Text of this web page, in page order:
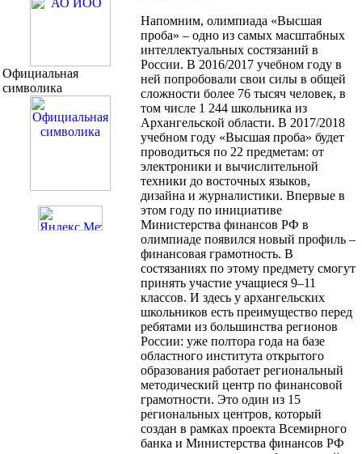
Официальная
символика
Напомним, олимпиада «Высшая
проба» – одно из самых масштабных
интеллектуальных состязаний в
России. В 2016/2017 учебном году в
ней попробовали свои силы в общей
сложности более 76 тысяч человек, в
том числе 1 244 школьника из
Архангельской области. В 2017/2018
учебном году «Высшая проба» будет
проводиться по 22 предметам: от
электроники и вычислительной
техники до восточных языков,
дизайна и журналистики. Впервые в
этом году по инициативе
Министерства финансов РФ в
олимпиаде появился новый профиль –
финансовая грамотность. В
состязаниях по этому предмету смогут
принять участие учащиеся 9–11
классов. И здесь у архангельских
школьников есть преимущество перед
ребятами из большинства регионов
России: уже полтора года на базе
областного института открытого
образования работает региональный
методический центр по финансовой
грамотности. Это один из 15
региональных центров, который
создан в рамках проекта Всемирного
банка и Министерства финансов РФ